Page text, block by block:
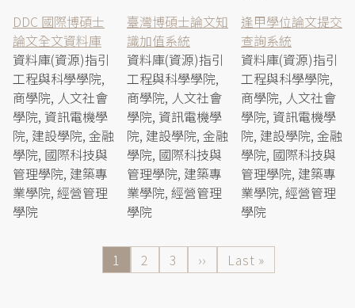
DDC 國際博碩士
論文全文資料庫
資料庫(資源)指引
工程與科學學院,
商學院, 人文社會
學院, 資訊電機學
院, 建設學院, 金融
學院, 國際科技與
管理學院, 建築專
業學院, 經營管理
學院
臺灣博碩士論文知
識加值系統
資料庫(資源)指引
工程與科學學院,
商學院, 人文社會
學院, 資訊電機學
院, 建設學院, 金融
學院, 國際科技與
管理學院, 建築專
業學院, 經營管理
學院
逢甲學位論文提交
查詢系統
資料庫(資源)指引
工程與科學學院,
商學院, 人文社會
學院, 資訊電機學
院, 建設學院, 金融
學院, 國際科技與
管理學院, 建築專
業學院, 經營管理
學院
目
前
1 Page
2 Page
3 下
一
›› Last
page
Last »